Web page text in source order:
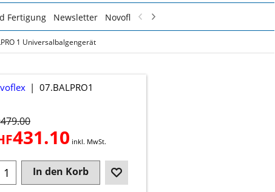
Fertigung Newsletter Novoflex Fotokurse
1 Universalbalgengerät
07.BALPRO1
479.00
431.10 inkl. MwSt.
In den Korb